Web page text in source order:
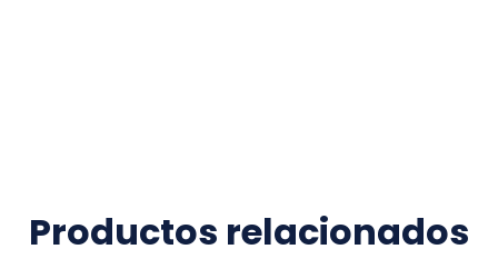
Productos relacionados